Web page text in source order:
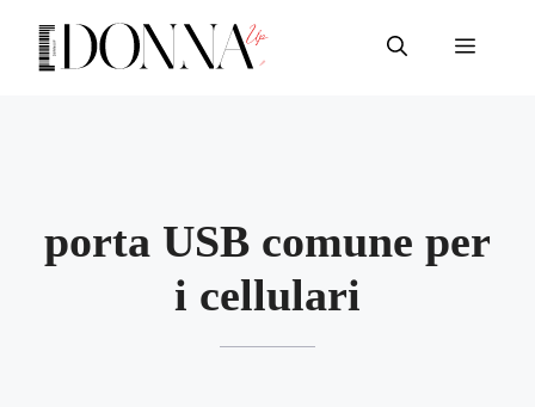
contenuto
Menu
porta USB comune per
i cellulari